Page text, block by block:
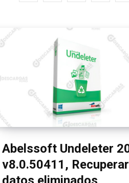
b
o
k
w
t
t
e
r
a
g
a
m
Abelssoft Undeleter
v8.0.50411, Recuperar